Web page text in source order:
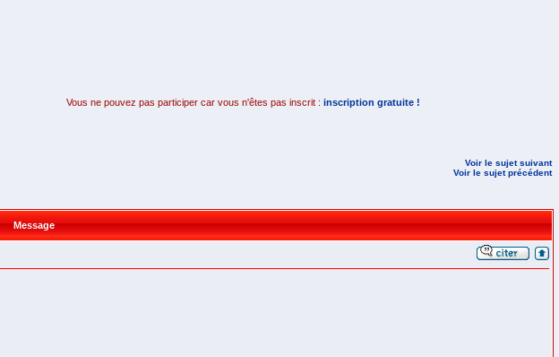
Vous ne pouvez pas participer car vous n'êtes pas inscrit : inscription gratuite !
Voir le sujet suivant
Voir le sujet précédent
Message